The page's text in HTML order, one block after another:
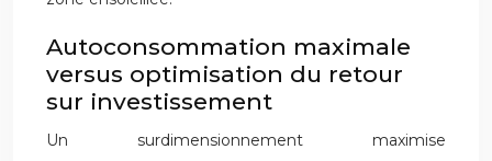
Autoconsommation maximale
versus optimisation du retour
sur investissement
Un surdimensionnement maximise